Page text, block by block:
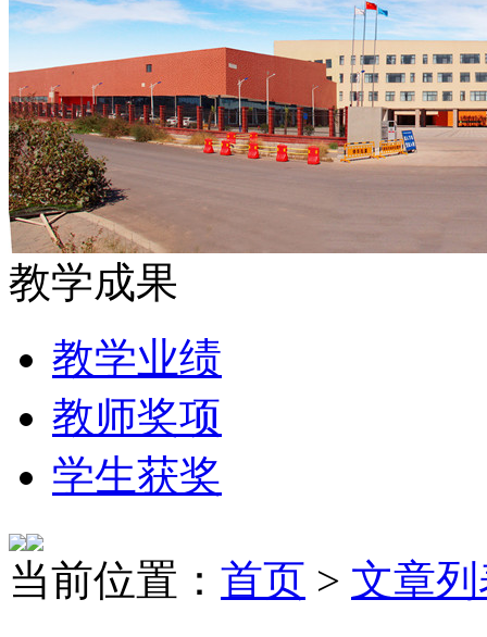
教学成果
教学业绩
教师奖项
学生获奖
当前位置： 首页 > 文章